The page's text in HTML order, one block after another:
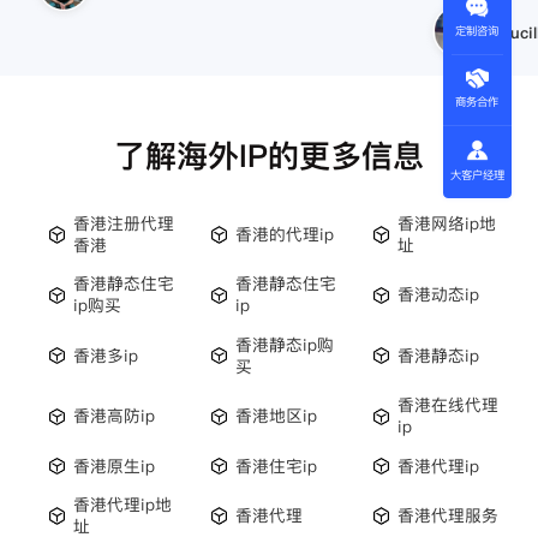
小
了解海外IP的更多信息
香港注册代理
香港
香港的代理ip
香港网络ip地
址
香港静态住宅
ip购买
香港静态住宅
ip
香港动态ip
香港多ip
香港静态ip购
买
香港静态ip
香港高防ip 香港地区ip
香港在线代理
ip
香港原生ip
香港住宅ip
香港代理ip
香港代理ip地
址
香港代理 香港代理服务
定制咨询
商务合作
大客户经理